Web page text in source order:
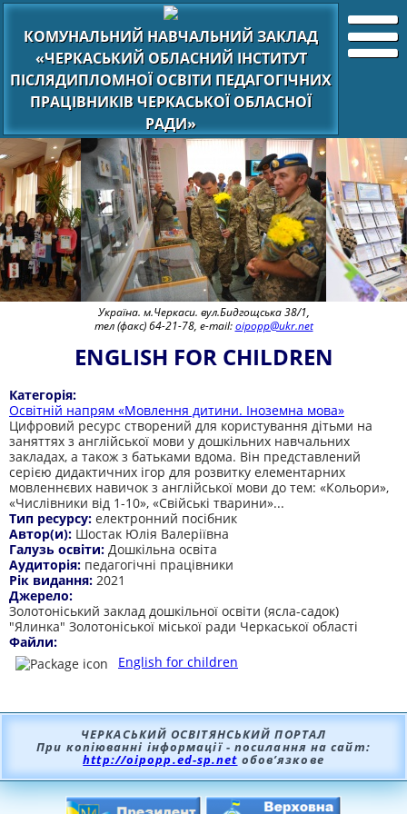
КОМУНАЛЬНИЙ НАВЧАЛЬНИЙ ЗАКЛАД
«ЧЕРКАСЬКИЙ ОБЛАСНИЙ ІНСТИТУТ
ПІСЛЯДИПЛОМНОЇ ОСВІТИ ПЕДАГОГІЧНИХ
ПРАЦІВНИКІВ ЧЕРКАСЬКОЇ ОБЛАСНОЇ
РАДИ»
Україна. м.Черкаси. вул.Бидгощська 38/1,
тел (факс) 64-21-78, e-mail:oipopp@ukr.net
ENGLISH FOR CHILDREN
Категорія:
Освітній напрям «Мовлення дитини. Іноземна мова»
Цифровий ресурс створений для користування дітьми на
заняттях з англійської мови у дошкільних навчальних
закладах, а також з батьками вдома. Він представлений
серією дидактичних ігор для розвитку елементарних
мовленнєвих навичок з англійської мови до тем: «Кольори»,
«Числівники від 1-10», «Свійські тварини»...
Тип ресурсу: електронний посібник
Автор(и): Шостак Юлія Валеріївна
Галузь освіти: Дошкільна освіта
Аудиторія: педагогічні працівники
Рік видання: 2021
Джерело:
Золотоніський заклад дошкільної освіти (ясла-садок)
"Ялинка" Золотоніської міської ради Черкаської області
Файли:
English for children
ЧЕРКАСЬКИЙ ОСВІТЯНСЬКИЙ ПОРТАЛ
При копіюванні інформації - посилання на сайт:
http://oipopp.ed-sp.net обов’язкове